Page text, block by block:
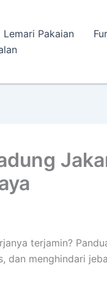
Lemari Pakaian
terjamin?
dan menghindari